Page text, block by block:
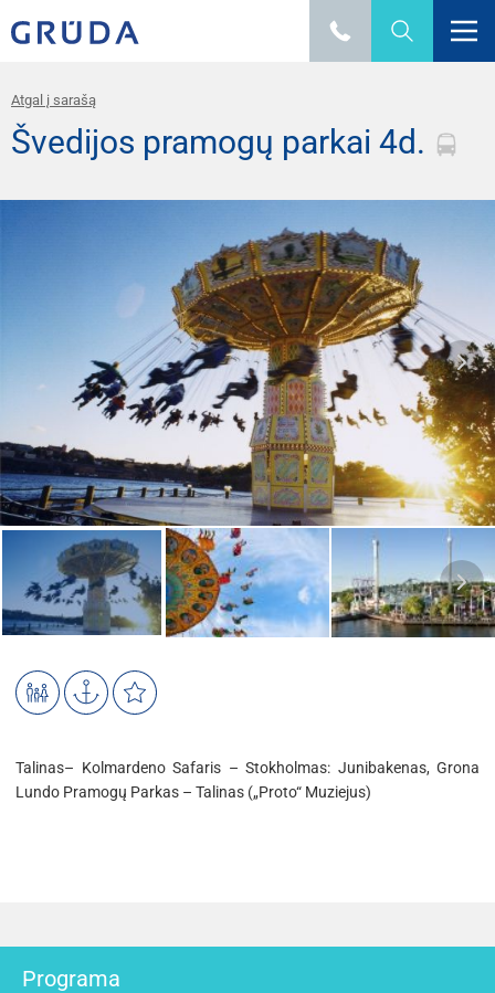
Atgal į sarašą
Švedijos pramogų parkai 4d.
Talinas– Kolmardeno Safaris – Stokholmas: Junibakenas, Grona
Lundo Pramogų Parkas – Talinas („Proto“ Muziejus)
Programa